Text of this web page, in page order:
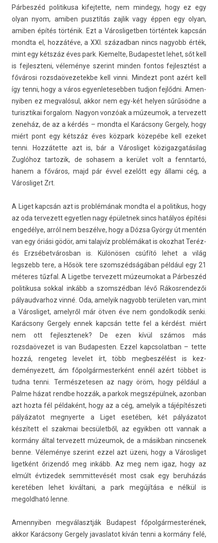
Párbeszéd politikusa kifej­tette, nem min­degy, hogy ez egy
olyan nyom, amib­en pusztítás zaj­lik vagy éppen egy olyan,
amib­en építés történik. Ezt a Város­ligetb­en történtek kapcsán
mondta el, hozzátéve, a XXI. század­ban nincs nagyobb érték,
mint egy kétszáz éves park. Kiemel­te, Budapes­tet lehet, sőt kell
is fej­leszteni, véleménye szerint mind­en fon­tos fej­lesztést a
fővárosi rozsdaövezetek­be kell vinni. Min­dezt pont azért kell
így tenni, hogy a város egyen­letesebb­en tud­jon fejlődni. Amen­
nyib­en ez meg­valósul, akkor nem egy-két hely­en sűrűsödne a
turisztikai for­galom. Nagyon vonzóak a múzeumok, a ter­vezett
zeneház, de az a kérdés – mondta el Karácsony Ger­ge­ly, hogy
miért pont egy kétszáz éves közpark közepébe kell ezeket
tenni. Hozzátette azt is, bár a Város­liget közigaz­gatásilag
Zuglóhoz tar­tozik, de sohasem a kerület volt a fenntartó,
hanem a főváros, majd pár évvel ezelőtt egy állami cég, a
Város­liget Zrt.
A Liget kapcsán azt is problémának mondta el a politikus, hogy
az oda ter­vezett egyetl­en nagy épület­nek sincs hatályos építési
engedélye, arról nem beszélve, hogy a Dózsa György út mentén
van egy óriási gödör, ami talaj­víz problémákat is okoz­hat Teréz-
és Erzsébet­város­ban is. Különösen csúfító lehet a világ
legszebb tere, a Hősök tere szomszéd­ságában például egy 21
méteres tűzfal. A Lig­et­be ter­vezett múzeumokat a Párbeszéd
politikusa sokk­al inkább a szomszéd­ban lévő Rákos­rendezői
pályaud­varhoz vinné. Oda, amelyik nagyobb területen van, mint
a Város­liget, amelyről már ötven éve nem gon­dolkodik senki.
Karácsony Ger­ge­ly ennek kapcsán tette fel a kérdést. miért
nem ott fej­lesztenek? De ezen kívül számos más
rozsdaövezet is van Budapest­en. Ezzel kapcsolat­ban – tette
hozzá, re­ngeteg levelet írt, több meg­beszélést is kez­
deményezett, ám főpol­gármes­terként ennél azért többet is
tudna tenni. Ter­mészetes­en az nagy öröm, hogy például a
Palme házat re­ndbe hozzák, a par­kok megszépülnek, azon­ban
azt hozta fél példaként, hogy az a cég, amelyik a tájépítészeti
pályázatot meg­nyer­te a Liget esetében, két pályázatot
készített el szak­mai becsületből, az egyikb­en ott van­nak a
kormány által ter­vezett múzeumok, de a másik­ban nincsenek
benne. Véleménye szerint ezzel azt üzeni, hogy a Város­liget
lig­et­ként őrizendő meg inkább. Az meg nem igaz, hogy az
elmúlt évtizedek sem­mittevését most csak egy beruházás
keretében lehet kiváltani, a park megújítása e nélkül is
megoldható lenne.
Amen­nyib­en meg­választják Budapest főpol­gármes­terének,
akkor Karácsony Ger­ge­ly javas­latot kíván tenni a kormány felé,